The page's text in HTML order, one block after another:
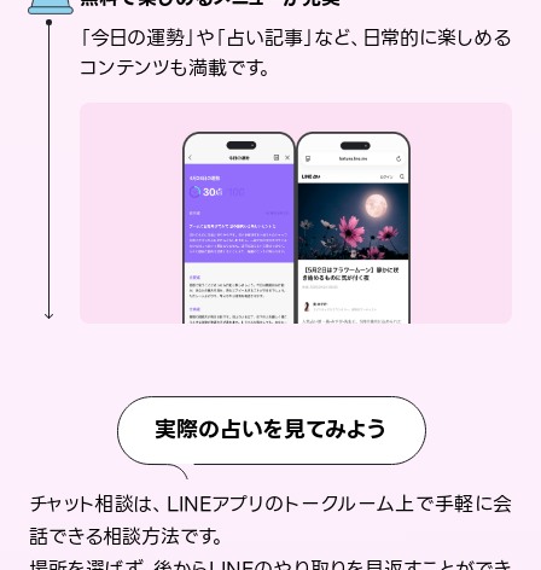
「今日の運勢」や「占い記事」など、日常的に楽しめる
コンテンツも満載です。
実際の占いを見てみよう
チャット相談は、LINEアプリのトークルーム上で手軽に会
話できる相談方法です。